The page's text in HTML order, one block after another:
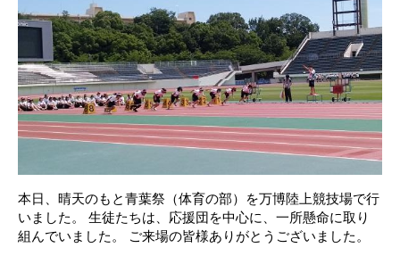
本日、晴天のもと青葉祭（体育の部）を万博陸上競技場で行
いました。 生徒たちは、応援団を中心に、一所懸命に取り
組んでいました。 ご来場の皆様ありがとうございました。